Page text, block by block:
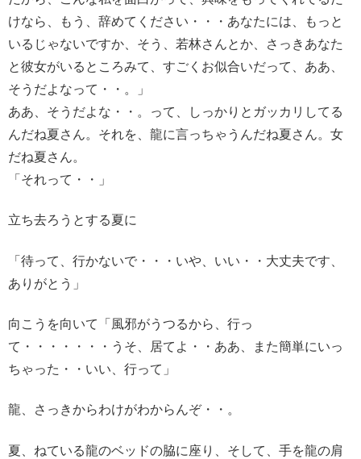
けなら、もう、辞めてください・・・あなたには、もっと
いるじゃないですか、そう、若林さんとか、さっきあなた
と彼女がいるところみて、すごくお似合いだって、ああ、
そうだよなって・・。」
ああ、そうだよな・・。って、しっかりとガッカリしてる
んだね夏さん。それを、龍に言っちゃうんだね夏さん。女
だね夏さん。
「それって・・」
立ち去ろうとする夏に
「待って、行かないで・・・いや、いい・・大丈夫です、
ありがとう」
向こうを向いて「風邪がうつるから、行っ
て・・・・・・・うそ、居てよ・・ああ、また簡単にいっ
ちゃった・・いい、行って」
龍、さっきからわけがわからんぞ・・。
夏、ねている龍のベッドの脇に座り、そして、手を龍の肩